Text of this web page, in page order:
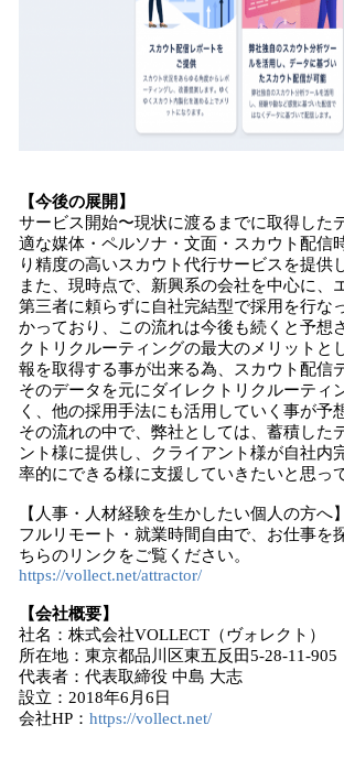
【今後の展開】
サービス開始〜現状に渡るまでに取得した
適な媒体・ペルソナ・文面・スカウト配信
り精度の高いスカウト代行サービスを提供
また、現時点で、新興系の会社を中心に、
第三者に頼らずに自社完結型で採用を行な
かっており、この流れは今後も続くと予想
クトリクルーティングの最大のメリットと
報を取得する事が出来る為、スカウト配信
そのデータを元にダイレクトリクルーティ
く、他の採用手法にも活用していく事が予
その流れの中で、弊社としては、蓄積した
ント様に提供し、クライアント様が自社内
率的にできる様に支援していきたいと思っ
【人事・人材経験を生かしたい個人の方へ】
フルリモート・就業時間自由で、お仕事を
ちらのリンクをご覧ください。
https://vollect.net/attractor/
【会社概要】
社名：株式会社VOLLECT（ヴォレクト）
所在地：東京都品川区東五反田5-28-11-905
代表者：代表取締役 中島 大志
設立：2018年6月6日
会社HP： https://vollect.net/